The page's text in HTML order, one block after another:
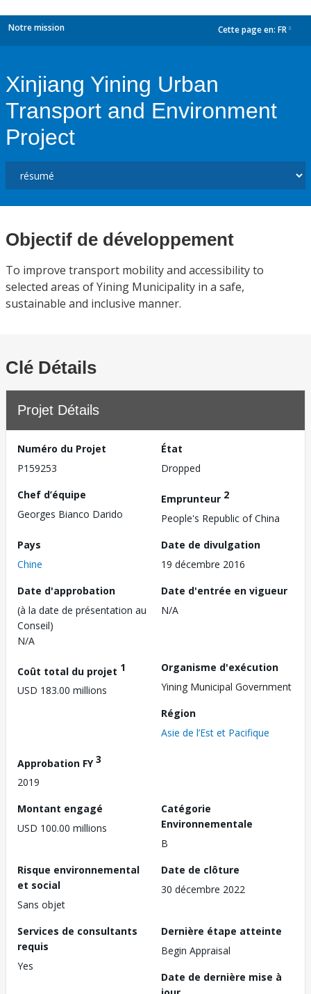
Notre mission Cette page en: FR
Xinjiang Yining Urban
Transport and Environment
Project
Objectif de développement
To improve transport mobility and accessibility to
selected areas of Yining Municipality in a safe,
sustainable and inclusive manner.
Clé Détails
Projet Détails
Numéro du Projet
P159253
État
Dropped
Chef d’équipe
Georges Bianco Darido
Emprunteur 2
People's Republic of China
Pays
Chine
Date de divulgation
19 décembre 2016
Date d'approbation
(à la date de présentation au
Conseil)
N/A
Date d'entrée en vigueur
N/A
Coût total du projet 1
USD 183.00 millions
Organisme d'exécution
Yining Municipal Government
Région
Asie de l’Est et Pacifique
Approbation FY3
2019
Montant engagé
USD 100.00 millions
Catégorie
Environnementale
B
Risque environnemental
et social
Sans objet
Date de clôture
30 décembre 2022
Services de consultants
requis
Yes
Dernière étape atteinte
Begin Appraisal
Date de dernière mise à